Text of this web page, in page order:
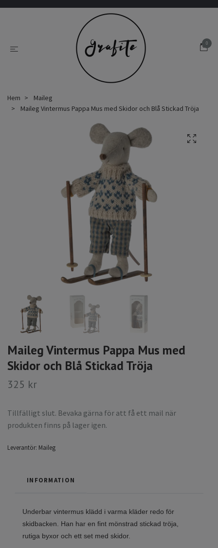
0
Hem
Maileg
Maileg Vintermus Pappa Mus med Skidor och Blå Stickad Tröja
Maileg Vintermus Pappa Mus med
Skidor och Blå Stickad Tröja
325 kr
Tillfälligt slut. Bevaka gärna för att få ett mail när
produkten finns på lager igen.
Leverantör: Maileg
INFORMATION
Underbar vintermus klädd i varma kläder redo för
skidbacken. Han har en fint mönstrad stickad tröja,
rutiga byxor och ett set med skidor.